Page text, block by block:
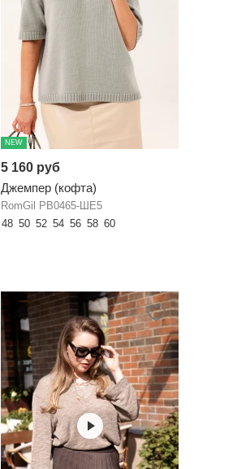
NEW
5 160 руб
Джемпер (кофта)
RomGil РВ0465-ШЕ5
48 50 52 54 56 58 60